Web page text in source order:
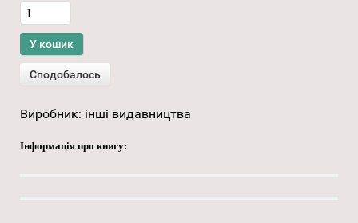
Виробник: інші видавництва
Інформація про книгу: